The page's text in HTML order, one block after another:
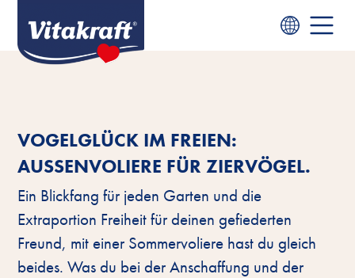
VOGELGLÜCK IM FREIEN:
AUSSENVOLIERE FÜR ZIERVÖGEL.
Ein Blickfang für jeden Garten und die
Extraportion Freiheit für deinen gefiederten
Freund, mit einer Sommervoliere hast du gleich
beides. Was du bei der Anschaffung und der